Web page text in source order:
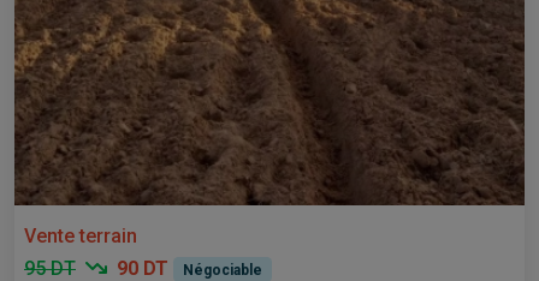
Vente terrain
95 DT
90 DT Négociable